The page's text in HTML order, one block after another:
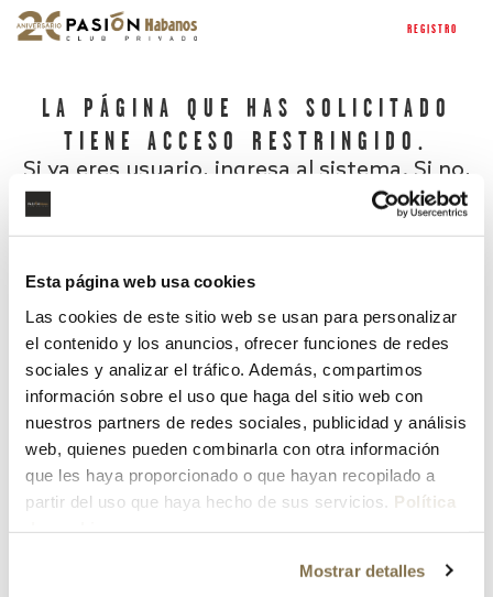
Esta página web usa cookies
Las cookies de este sitio web se usan para personalizar
el contenido y los anuncios, ofrecer funciones de redes
sociales y analizar el tráfico. Además, compartimos
información sobre el uso que haga del sitio web con
nuestros partners de redes sociales, publicidad y análisis
web, quienes pueden combinarla con otra información
que les haya proporcionado o que hayan recopilado a
partir del uso que haya hecho de sus servicios. Política
Mostrar detalles
REGISTRO
LA PÁGINA QUE HAS SOLICITADO
TIENE ACCESO RESTRINGIDO.
Si ya eres usuario, ingresa al sistema. Si no,
¿Has olvidado tu contraseña?